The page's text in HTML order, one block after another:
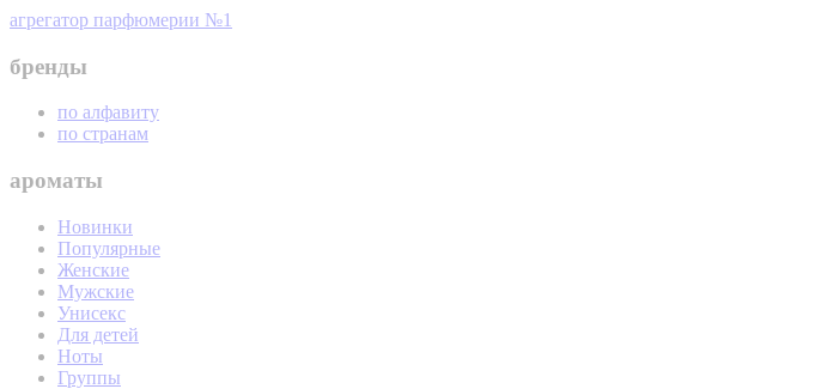
агрегатор парфюмерии №1
бренды
по алфавиту
по странам
ароматы
Новинки
Популярные
Женские
Мужские
Унисекс
Для детей
Ноты
Группы